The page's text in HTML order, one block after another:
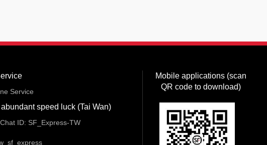
Service
speed luck (Tai Wan)
ID: SF_Express-TW
Mobile applications (scan
QR code to download)